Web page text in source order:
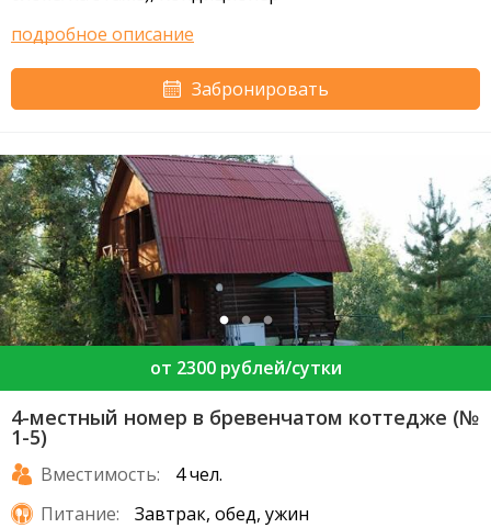
подробное описание
Забронировать
от 2300 рублей/сутки
4-местный номер в бревенчатом коттедже (№
1-5)
Вместимость:
4 чел.
Питание:
Завтрак, обед, ужин